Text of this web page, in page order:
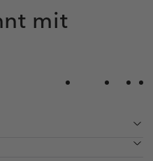
mit